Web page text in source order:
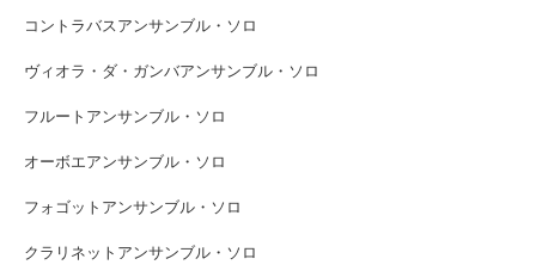
コントラバスアンサンブル・ソロ
ヴィオラ・ダ・ガンバアンサンブル・ソロ
フルートアンサンブル・ソロ
オーボエアンサンブル・ソロ
フォゴットアンサンブル・ソロ
クラリネットアンサンブル・ソロ